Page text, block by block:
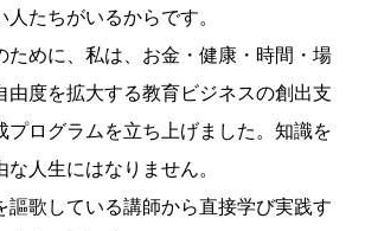
たちがいるからです。
ために、私は、お金・健康・時間・場
由度を拡大する教育ビジネスの創出支
プログラムを立ち上げました。知識を
人生にはなりません。
謳歌している講師から直接学び実践す